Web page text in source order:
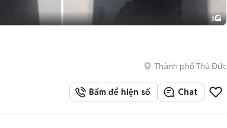
3
Thành phố Thủ Đức
Bấm để hiện số Chat